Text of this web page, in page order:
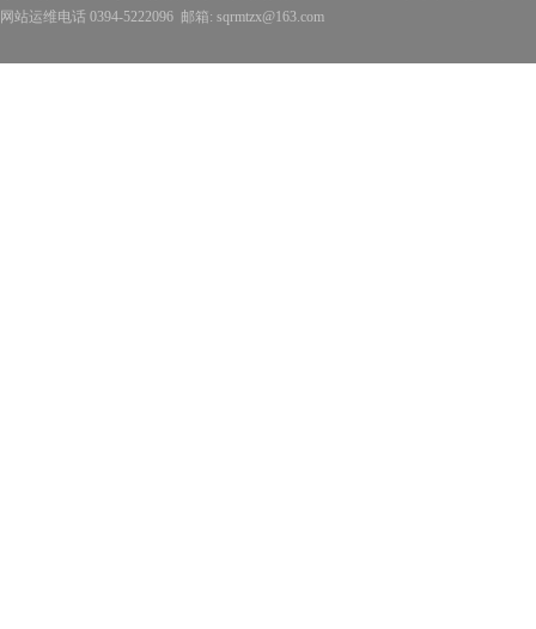
网站运维电话 0394-5222096 邮箱: sqrmtzx@163.com